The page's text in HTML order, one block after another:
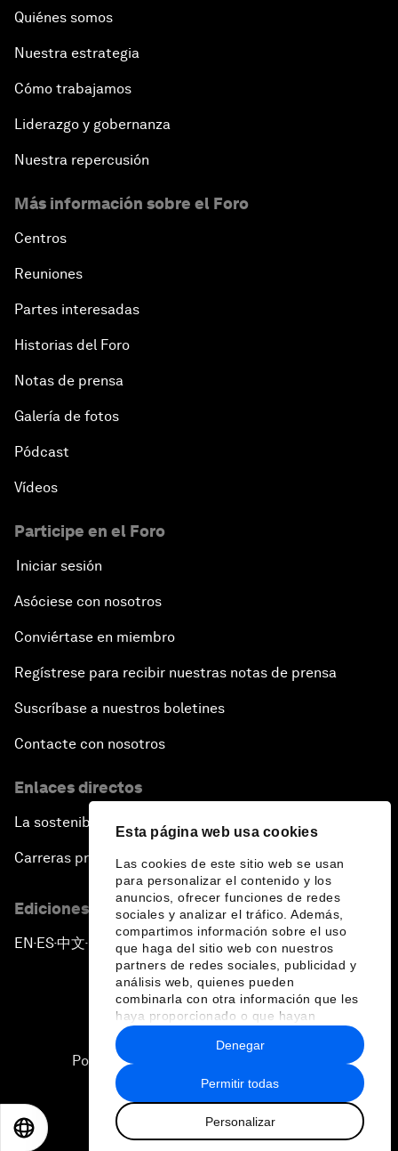
Esta página web usa cookies
Las cookies de este sitio web se usan
para personalizar el contenido y los
anuncios, ofrecer funciones de redes
sociales y analizar el tráfico. Además,
compartimos información sobre el uso
que haga del sitio web con nuestros
partners de redes sociales, publicidad y
análisis web, quienes pueden
combinarla con otra información que les
haya proporcionado o que hayan
recopilado a partir del uso que haya
hecho de sus servicios.
Permitir todas
Personalizar
Denegar
Quiénes somos
Nuestra estrategia
Cómo trabajamos
Liderazgo y gobernanza
Nuestra repercusión
Más información sobre el Foro
Centros
Reuniones
Partes interesadas
Historias del Foro
Notas de prensa
Galería de fotos
Pódcast
Vídeos
Participe en el Foro
Iniciar sesión
Asóciese con nosotros
Conviértase en miembro
Regístrese para recibir nuestras notas de prensa
Suscríbase a nuestros boletines
Contacte con nosotros
Enlaces directos
La sostenibilidad en el Foro
Carreras profesionales
Ediciones en otros idiomas
EN ▪ES▪中文▪ 日本語
Política de privacidad y normas de uso
Sitemap
2026 Foro Económico Mundial